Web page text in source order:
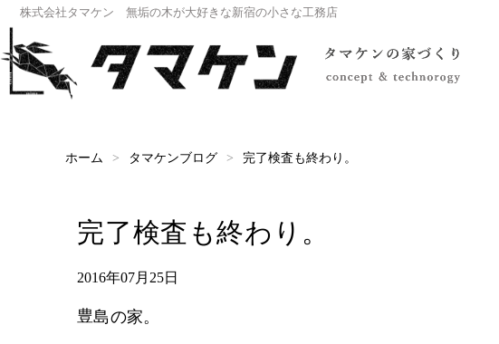
株式会社タマケン 無垢の木が大好きな新宿の小さな工務店
ホーム タマケンブログ 完了検査も終わり。
完了検査も終わり。
2016年07月25日
豊島の家。